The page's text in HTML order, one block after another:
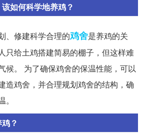
如何科学地养鸡？
、修建科学合理的鸡舍是养鸡的关
只给土鸡搭建简易的棚子，但这样难
候。 为了确保鸡舍的保温性能，可以
造鸡舍，并合理规划鸡舍的结构，确
？